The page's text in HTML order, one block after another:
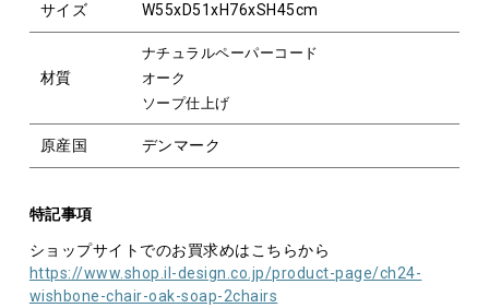
サイズ W55xD51xH76xSH45cm
材質
ナチュラルペーパーコード
オーク
ソープ仕上げ
原産国 デンマーク
特記事項
ショップサイトでのお買求めはこちらから
https://www.shop.il-design.co.jp/product-page/ch24-
wishbone-chair-oak-soap-2chairs